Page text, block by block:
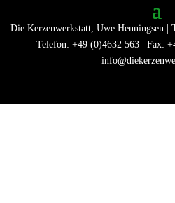
Die Kerzenwerkstatt, Uwe Henningsen
Telefon: +49 (0)4632 563 | Fax: